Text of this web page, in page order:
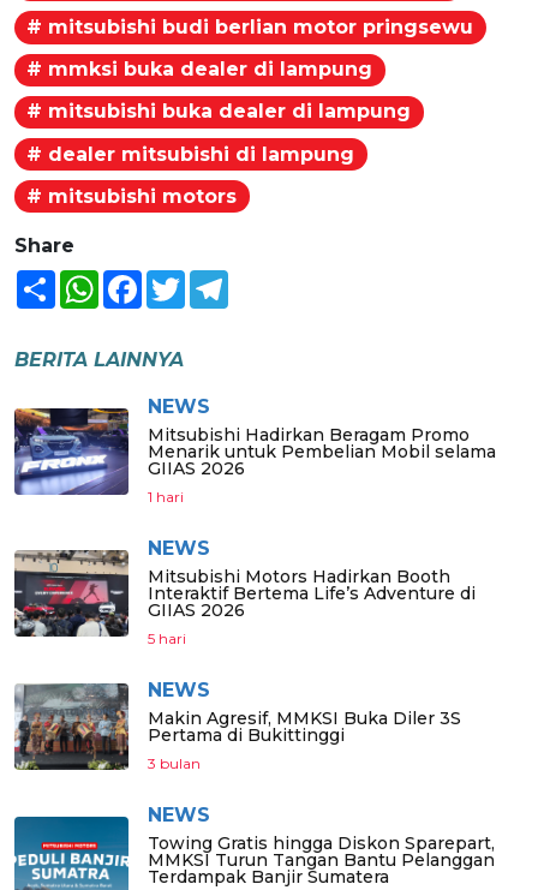
# mitsubishi budi berlian motor pringsewu
# mmksi buka dealer di lampung
# mitsubishi buka dealer di lampung
# dealer mitsubishi di lampung
# mitsubishi motors
Share
Share WhatsAppFacebook
Twitter
BERITA LAINNYA
NEWS
Mitsubishi Hadirkan Beragam Promo
Menarik untuk Pembelian Mobil selama
GIIAS 2026
1 hari
NEWS
Mitsubishi Motors Hadirkan Booth
Interaktif Bertema Life’s Adventure di
GIIAS 2026
5 hari
NEWS
Makin Agresif, MMKSI Buka Diler 3S
Pertama di Bukittinggi
3 bulan
NEWS
Towing Gratis hingga Diskon Sparepart,
MMKSI Turun Tangan Bantu Pelanggan
Terdampak Banjir Sumatera